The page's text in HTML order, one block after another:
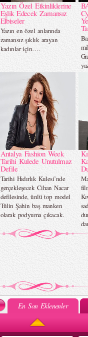
Yazın Özel Etkinliklerine
Eşlik Edecek Zamansız
Elbiseler
Yazın en özel anlarında
zamansız şıklık arayan
kadınlar için….
Antalya Fashion Week
Tarihi Kulede Unutulmaz
Defile
Tarihi Hıdırlık Kulesi’nde
gerçekleşecek Cihan Nacar
defilesinde, ünlü top model
Tülin Şahin baş manken
olarak podyuma çıkacak.
En Son Eklenenler